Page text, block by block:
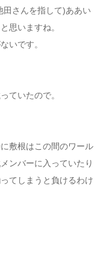
田さんを指して)ああい
思いますね。
いです。
ていたので。
敷根はこの間のワール
ンバーに入っていたり
てしまうと負けるわけ